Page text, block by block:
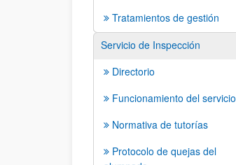
Tratamientos de gestión
Servicio de Inspección
Directorio
Funcionamiento del servicio
Normativa de tutorías
Protocolo de quejas del